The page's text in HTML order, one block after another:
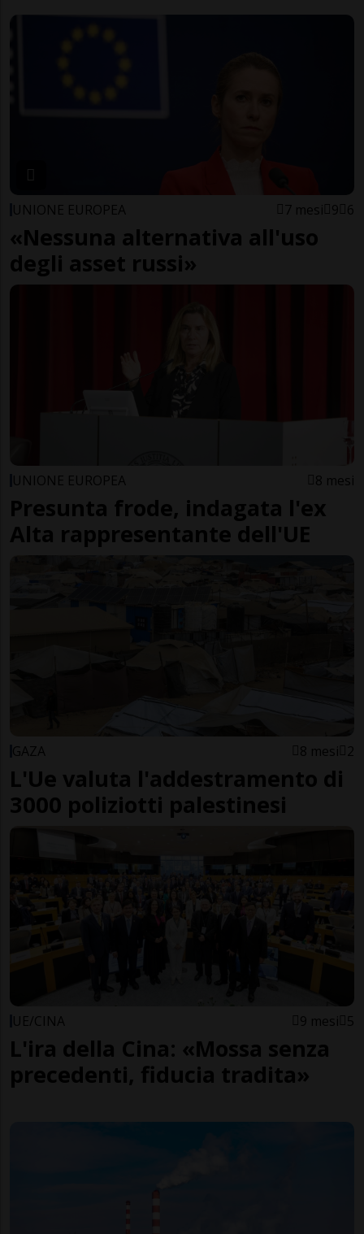
UNIONE EUROPEA 7 mesi 9 6
«Nessuna alternativa all'uso
degli asset russi»
UNIONE EUROPEA 8 mesi
Presunta frode, indagata l'ex
Alta rappresentante dell'UE
GAZA 8 mesi 2
L'Ue valuta l'addestramento di
3000 poliziotti palestinesi
UE/CINA 9 mesi 5
L'ira della Cina: «Mossa senza
precedenti, fiducia tradita»